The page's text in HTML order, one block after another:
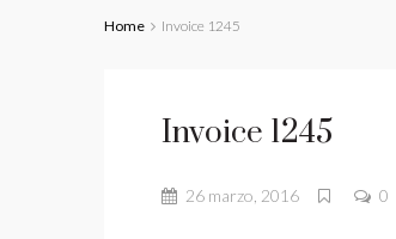
Home Invoice 1245
Invoice 1245
26 marzo, 2016 0